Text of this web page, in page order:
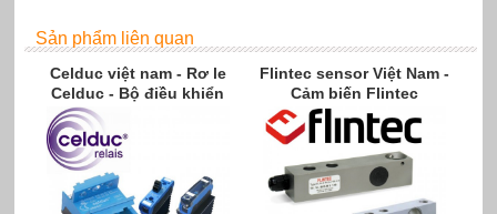
Sản phẩm liên quan
Celduc việt nam - Rơ le
Celduc - Bộ điều khiển
Flintec sensor Việt Nam -
Cảm biến Flintec